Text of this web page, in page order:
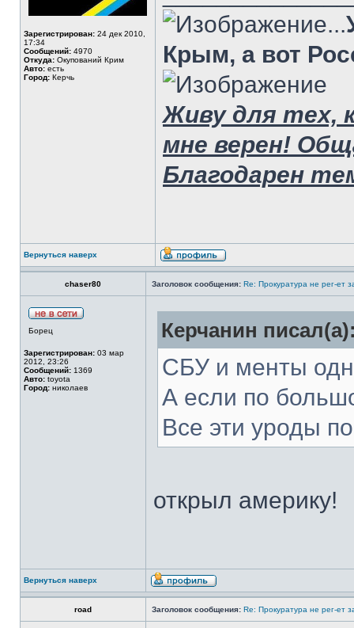
Зарегистрирован: 24 дек 2010,
17:34
Сообщений: 4970
Откуда: Окупований Крим
Авто: есть
Город: Керчь
...
Крым, а вот
Живу для тех,
мне верен!
Благодарен
Вернуться наверх
chaser80 Заголовок сообщения: Re: Прокуратура не рег-ет
Борец
Зарегистрирован: 03 мар
2012, 23:26
Сообщений: 1369
Авто: toyota
Город: николаев
Керчанин
СБУ и менты
А если по
Все эти уроды
открыл америку!
Вернуться наверх
road Заголовок сообщения: Re: Прокуратура не рег-ет